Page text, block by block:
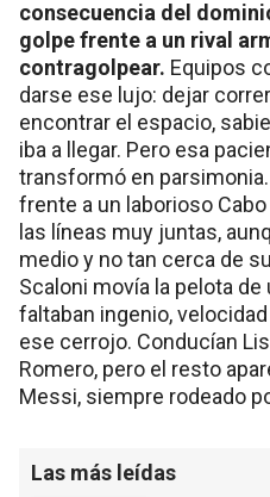
consecuencia del
golpe frente a un rival
contragolpear. Equipos
darse ese lujo: dejar
encontrar el espacio,
iba a llegar. Pero esa
transformó en
frente a un laborioso
las líneas muy juntas,
medio y no tan cerca de
Scaloni movía la pelota de
faltaban ingenio,
ese cerrojo. Conducían
Romero, pero el resto
Messi, siempre rodeado
Las más leídas